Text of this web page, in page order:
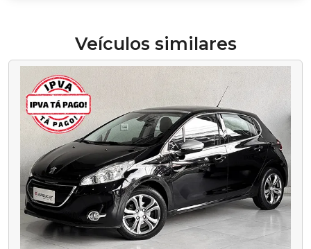
Veículos similares